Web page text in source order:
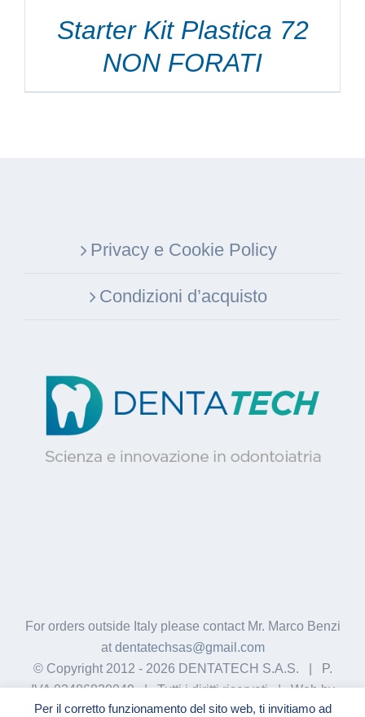
Starter Kit Plastica 72
NON FORATI
Privacy e Cookie Policy
Condizioni d’acquisto
For orders outside Italy please contact Mr. Marco Benzi
at dentatechsas@gmail.com
© Copyright 2012 - 2026 DENTATECH S.A.S. | P.
IVA 03486830049 | Tutti i diritti riservati | Web by
GigiWork
Per il corretto funzionamento del sito web, ti invitiamo ad